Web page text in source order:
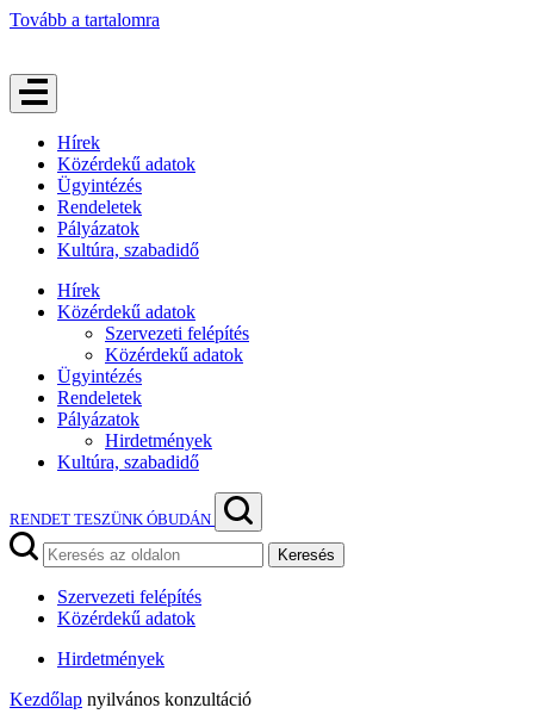
Tovább a tartalomra
Hírek
Közérdekű adatok
Ügyintézés
Rendeletek
Pályázatok
Kultúra, szabadidő
Hírek
Közérdekű adatok
Szervezeti felépítés
Közérdekű adatok
Ügyintézés
Rendeletek
Pályázatok
Hirdetmények
Kultúra, szabadidő
RENDET TESZÜNK ÓBUDÁN
Keresés
Szervezeti felépítés
Közérdekű adatok
Hirdetmények
Kezdőlap nyilvános konzultáció